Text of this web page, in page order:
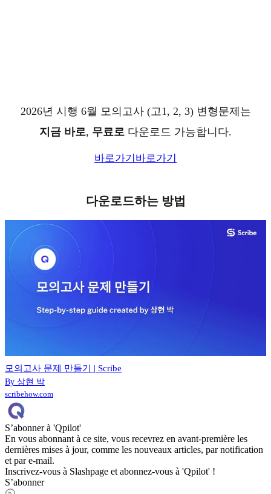
2026년 시행 6월 모의고사 (고1, 2, 3) 변형문제는
지금 바로, 무료로 다운로드 가능합니다.
바로가기 바로가기
다운로드하는 방법
모의고사 문제 만들기 | Scribe
By 상현 박
scribehow.com
S’abonner à 'Qpilot'
En vous abonnant à ce site, vous recevrez en avant-première les
dernières mises à jour, comme les nouveaux articles, par notification
et par e-mail.
Inscrivez-vous à Slashpage et abonnez-vous à 'Qpilot' !
S’abonner